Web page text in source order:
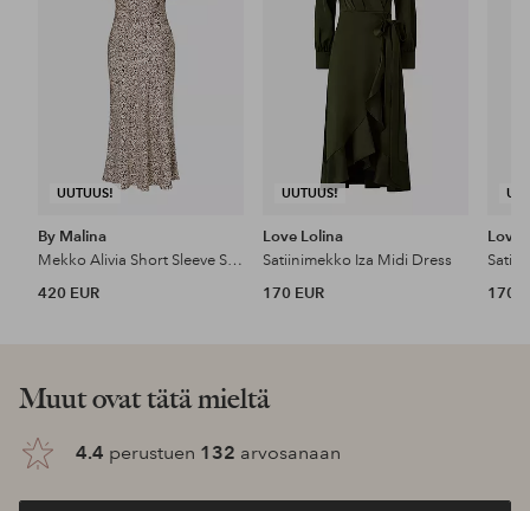
UUTUUS!
By Malina
Mekko Alivia Short Sleeve Satin Midi Dress
420 EUR
UUTUUS!
Love Lolina
Satiinimekko Iza Midi Dress
170 EUR
Love
170
Muut ovat tätä mieltä
4.4 perustuen 132 arvosanaan